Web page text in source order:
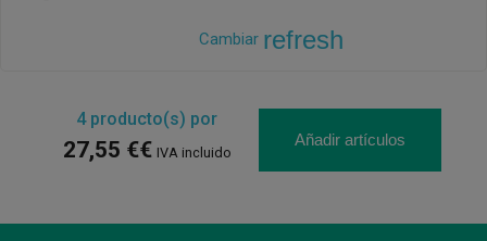
Cambiar refresh
4producto(s) por
27,55 €€ IVA incluido
Añadir artículos